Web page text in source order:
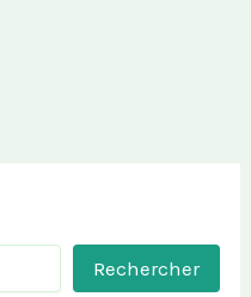
Rechercher